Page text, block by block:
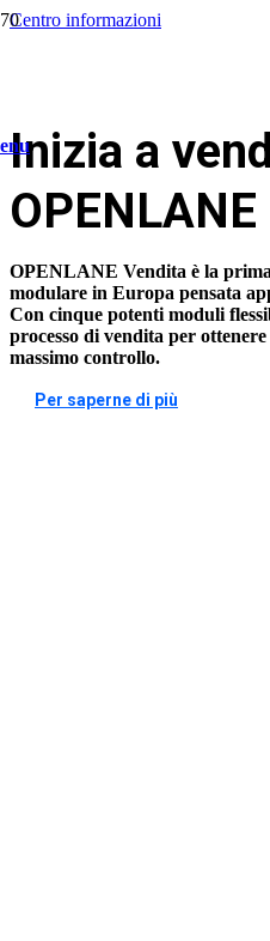
Centro informazioni
Inizia a
OPENLANE
OPENLANE Vendita è la
modulare in Europa pensata
Con cinque potenti moduli
processo di vendita per
massimo controllo.
Per saperne di più